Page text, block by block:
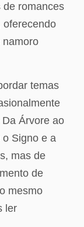
de romances
oferecendo
namoro
temas
Árvore ao
Signo e a
mas de
de
mesmo
ler